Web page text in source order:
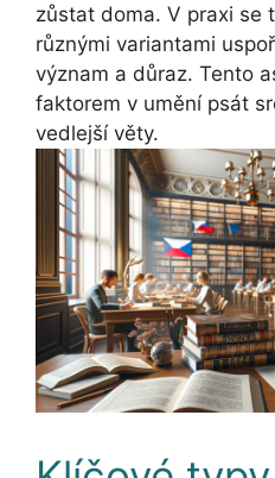
zůstat doma. V praxi se
různými variantami
význam a důraz. Tento
faktorem v umění psát
vedlejší věty.